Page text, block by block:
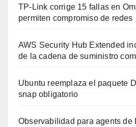
TP-Link corrige 15 fallas en
permiten compromiso de redes
AWS Security Hub Extended
de la cadena de suministro
Ubuntu reemplaza el paquete
snap obligatorio
Observabilidad para agents de